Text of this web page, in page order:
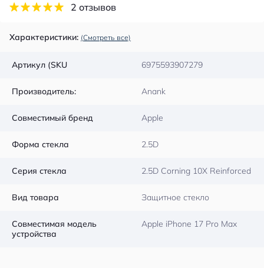
2 отзывов
Характеристики: (Смотреть все)
Артикул (SKU 6975593907279
Производитель: Anank
Совместимый бренд Apple
Форма стекла 2.5D
Серия стекла 2.5D Corning 10X Reinforced
Вид товара Защитное стекло
Совместимая модель
устройства
Apple iPhone 17 Pro Max